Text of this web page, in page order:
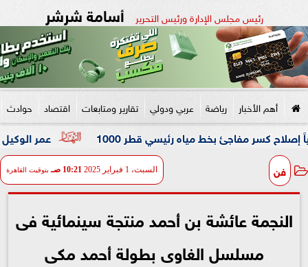
رئيس مجلس الإدارة ورئيس التحرير أسامة شرشر
أهم الأخبار رياضة عربي ودولي تقارير ومتابعات اقتصاد حوادث
عمر الوكيل ”بكار” بخط مياه رئيسي قطر 1000
فن السبت، 1 فبراير 2025 10:21 صـ بتوقيت القاهرة
النجمة عائشة بن أحمد منتجة سينمائية فى
مسلسل الغاوى بطولة أحمد مكى